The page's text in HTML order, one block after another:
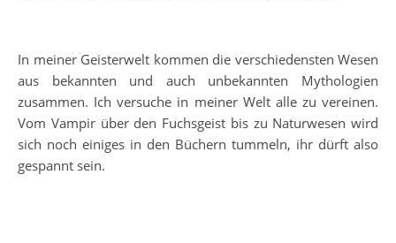
In meiner Geisterwelt kommen die verschiedensten Wesen
aus bekannten und auch unbekannten Mythologien
zusammen. Ich versuche in meiner Welt alle zu vereinen.
Vom Vampir über den Fuchsgeist bis zu Naturwesen wird
sich noch einiges in den Büchern tummeln, ihr dürft also
gespannt sein.